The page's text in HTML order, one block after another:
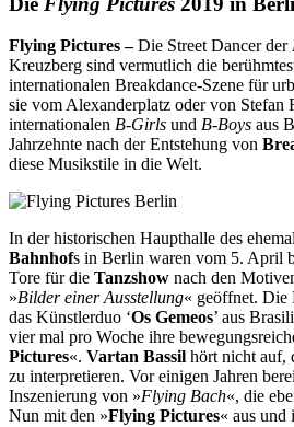
Flying Pictures –Die Street Dancer der
Kreuzberg sind vermutlich die
internationalen Breakdance-Szene für
sie vom Alexanderplatz oder von Stefan
internationalen B-Girls und B-Boys aus
Jahrzehnte nach der Entstehung von
diese Musikstile in die Welt.
In der historischen Haupthalle des
Bahnhofs in Berlin waren vom 5. April
Tore für die Tanzshow nach den
»Bilder einer Ausstellung« geöffnet. Die
das Künstlerduo ‘Os Gemeos’ aus
vier mal pro Woche ihre
Pictures«. Vartan Bassil hört nicht auf,
zu interpretieren. Vor einigen Jahren
Inszenierung von »Flying Bach«, die
Nun mit den »Flying Pictures« aus und